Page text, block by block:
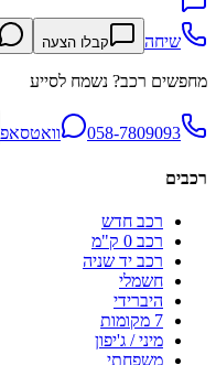
שיחה קבלו הצעה
מחפשים רכב? נשמח לסייע
058-7809093 וואטסאפ
רכבים
רכב חדש
רכב 0 ק"מ
רכב יד שניה
חשמלי
היברידי
7 מקומות
מיני / ג'יפון
משפחתי